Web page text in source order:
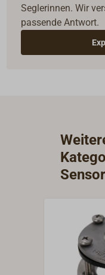
Seglerinnen. Wir
passende Antwort.